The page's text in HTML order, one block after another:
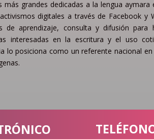
más grandes dedicadas a la lengua aymara
digitales a través de Facebook y
de aprendizaje, consulta y difusión para
interesadas en la escritura y el uso
lo posiciona como un referente nacional